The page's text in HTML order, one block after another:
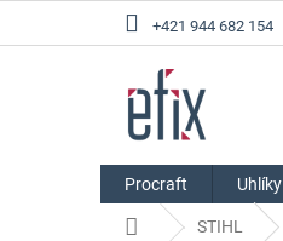
+421 944 682 154
Procraft Uhlíky
Domů STIHL